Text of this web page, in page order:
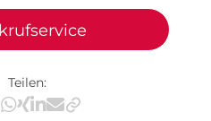
Teilen:
via Facebook
via X / Twitter
Teilen via WhatsApp
Teilen via Xing
Teilen via LinkedIn
Teilen via E-Mail